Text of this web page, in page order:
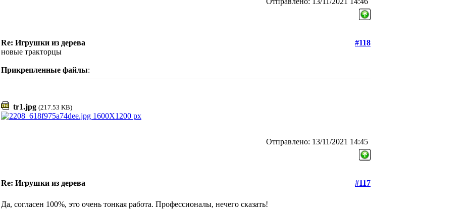
Re: Игрушки из дерева
#118
новые тракторцы
Прикрепленные файлы:
tr1.jpg (217.53 KB)
Отправлено: 13/11/2021 14:45
Re: Игрушки из дерева
#117
Да, согласен 100%, это очень тонкая работа. Профессионалы, нечего сказать!